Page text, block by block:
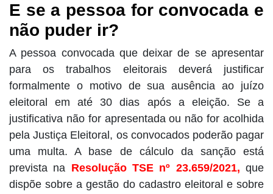
E se a pessoa for convocada e
não puder ir?
A pessoa convocada que deixar de se apresentar
para os trabalhos eleitorais deverá justificar
formalmente o motivo de sua ausência ao juízo
eleitoral em até 30 dias após a eleição. Se a
justificativa não for apresentada ou não for acolhida
pela Justiça Eleitoral, os convocados poderão pagar
uma multa. A base de cálculo da sanção está
prevista na Resolução TSE nº 23.659/2021, que
dispõe sobre a gestão do cadastro eleitoral e sobre